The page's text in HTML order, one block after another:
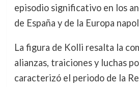
episodio significativo en los
de España y de la Europa
La figura de Kolli resalta la
alianzas, traiciones y luchas
caracterizó el periodo de la